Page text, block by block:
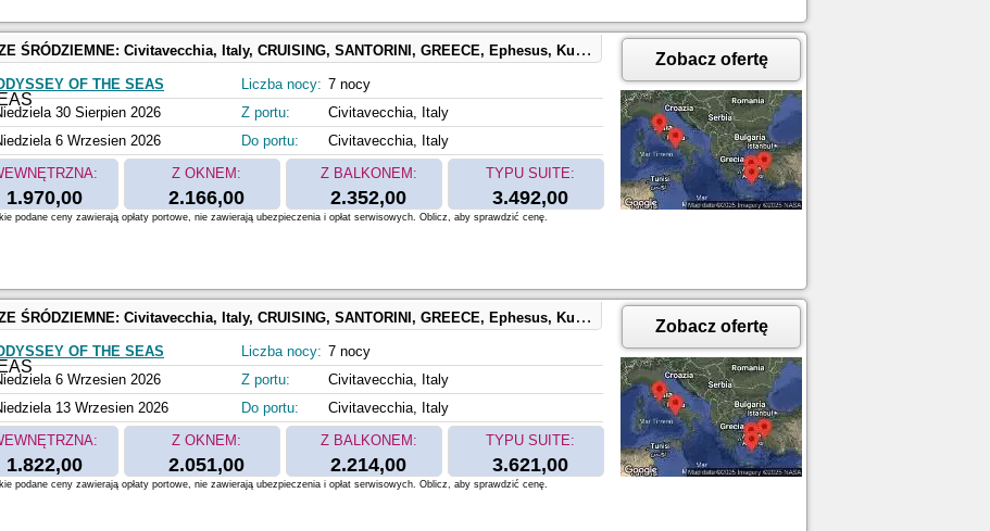
ŚRÓDZIEMNE: Civitavecchia, Italy, CRUISING, SANTORINI, GREECE, Ephesus, Kusadasi, Turkey, MYKONOS, GREECE, Naples, Capri, Italy
OF THE SEAS
30 Sierpien 2026
6 Wrzesien 2026
Liczba nocy: 7 nocy
Z portu:
Civitavecchia, Italy
Do portu:
Civitavecchia, Italy
1.970,00
Z OKNEM:
2.166,00
Z BALKONEM:
2.352,00
TYPU SUITE:
3.492,00
Zobacz ofertę
podane ceny zawierają opłaty portowe, nie zawierają ubezpieczenia i opłat serwisowych. Oblicz, aby sprawdzić cenę.
ŚRÓDZIEMNE: Civitavecchia, Italy, CRUISING, SANTORINI, GREECE, Ephesus, Kusadasi, Turkey, MYKONOS, GREECE, Naples, Capri, Italy
OF THE SEAS
6 Wrzesien 2026
13 Wrzesien 2026
Liczba nocy: 7 nocy
Z portu:
Civitavecchia, Italy
Do portu:
Civitavecchia, Italy
1.822,00
Z OKNEM:
2.051,00
Z BALKONEM:
2.214,00
TYPU SUITE:
3.621,00
Zobacz ofertę
podane ceny zawierają opłaty portowe, nie zawierają ubezpieczenia i opłat serwisowych. Oblicz, aby sprawdzić cenę.